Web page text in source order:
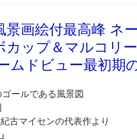
画絵付最高峰 ネ
カップ＆マルコリ
ムドビュー最初期
ールである風景図
古マイセンの代表作より